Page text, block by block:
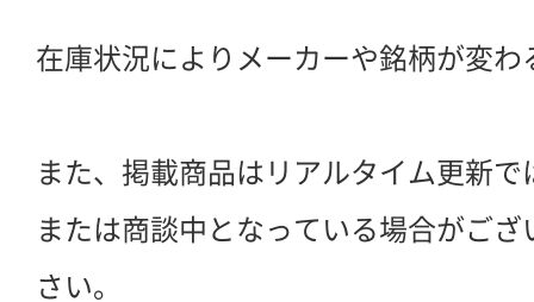
在庫状況によりメーカーや銘柄が変
また、掲載商品はリアルタイム更新
または商談中となっている場合がご
さい。